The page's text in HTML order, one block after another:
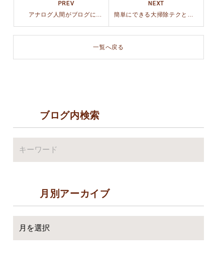
NEXT
簡単にできる大掃除テクという難しいお題をいただきました
PREV
アナログ人間がブログに挑戦すると陥る現象
一覧へ戻る
ブログ内検索
月別アーカイブ